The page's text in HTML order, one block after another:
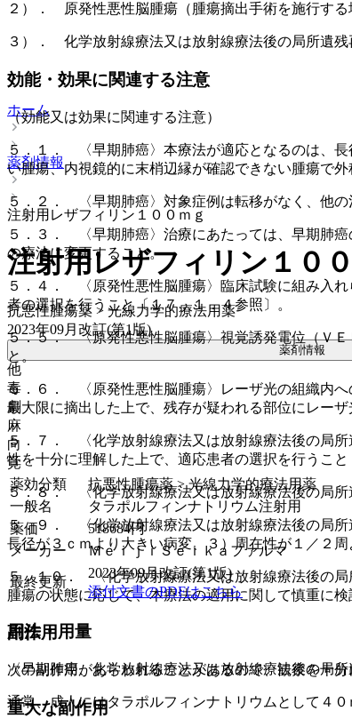
２）． 原発性悪性脳腫瘍（腫瘍摘出手術を施行する
３）． 化学放射線療法又は放射線療法後の局所遺残
効能・効果に関連する注意
（効能又は効果に関連する注意）
５．１． 〈早期肺癌〉本療法が適応となるのは、
い腫瘍、内視鏡的に末梢辺縁が確認できない腫瘍で
５．２． 〈早期肺癌〉対象症例は転移がなく、他の
５．３． 〈早期肺癌〉治療にあたっては、早期肺
の療法に変更すること。
５．４． 〈原発性悪性脳腫瘍〉臨床試験に組み入
者の選択を行うこと〔１７．１．４参照〕。
５．５． 〈原発性悪性脳腫瘍〉視覚誘発電位（ＶＥ
と。
５．６． 〈原発性悪性脳腫瘍〉レーザ光の組織内へ
最大限に摘出した上で、残存が疑われる部位にレー
５．７． 〈化学放射線療法又は放射線療法後の局所
性を十分に理解した上で、適応患者の選択を行うこと
５．８． 〈化学放射線療法又は放射線療法後の局所
５．９． 〈化学放射線療法又は放射線療法後の局所
長径が３ｃｍより大きい病変、３）周在性が１／２
５．１０． 〈化学放射線療法又は放射線療法後の局
腫瘍の状態に応じて、本療法の適用に関して慎重に検
副作用
次の副作用があらわれることがあるので、観察を十
重大な副作用
ホーム
薬剤情報
注射用レザフィリン１００ｍｇ
注射用レザフィリン１０
抗悪性腫瘍薬 > 光線力学的療法用薬
2023年09月改訂(第1版)
薬剤情報
他
毒
劇
麻
向
覚
薬効分類
抗悪性腫瘍薬 > 光線力学的療法用薬
一般名
タラポルフィンナトリウム注射用
薬価
518684円
メーカー
ＭｅｉｊｉＳｅｉｋａファルマ
最終更新
2023年09月改訂(第1版)
添付文書のPDFはこちら
用法・用量
〈早期肺癌、化学放射線療法又は放射線療法後の局
通常、成人にはタラポルフィンナトリウムとして４